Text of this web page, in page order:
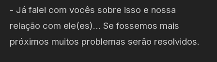
- Já falei com vocês sobre isso e nossa
relação com ele(es)… Se fossemos mais
próximos muitos problemas serão resolvidos.